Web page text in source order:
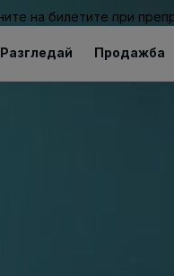
на билетите при
Разгледай Продажба